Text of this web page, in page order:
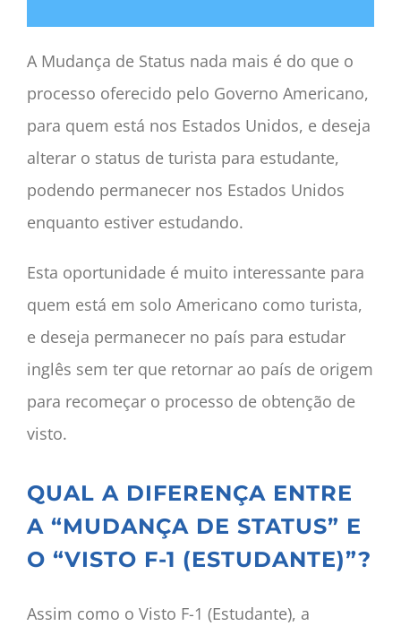
A Mudança de Status nada mais é do que o
processo oferecido pelo Governo Americano,
para quem está nos Estados Unidos, e deseja
alterar o status de turista para estudante,
podendo permanecer nos Estados Unidos
enquanto estiver estudando.
Esta oportunidade é muito interessante para
quem está em solo Americano como turista,
e deseja permanecer no país para estudar
inglês sem ter que retornar ao país de origem
para recomeçar o processo de obtenção de
visto.
QUAL A DIFERENÇA ENTRE
A “MUDANÇA DE STATUS” E
O “VISTO F-1 (ESTUDANTE)”?
Assim como o Visto F-1 (Estudante), a